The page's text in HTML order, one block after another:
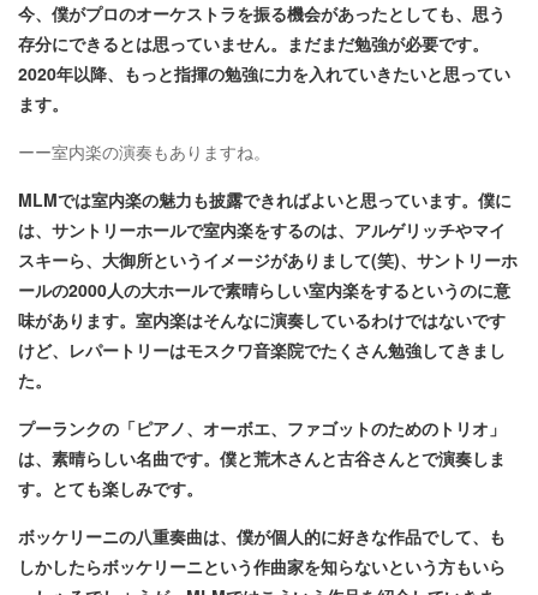
今、僕がプロのオーケストラを振る機会があったとしても、思う
存分にできるとは思っていません。まだまだ勉強が必要です。
2020年以降、もっと指揮の勉強に力を入れていきたいと思ってい
ます。
ーー室内楽の演奏もありますね。
MLMでは室内楽の魅力も披露できればよいと思っています。僕に
は、サントリーホールで室内楽をするのは、アルゲリッチやマイ
スキーら、大御所というイメージがありまして(笑)、サントリーホ
ールの2000人の大ホールで素晴らしい室内楽をするというのに意
味があります。室内楽はそんなに演奏しているわけではないです
けど、レパートリーはモスクワ音楽院でたくさん勉強してきまし
た。
プーランクの「ピアノ、オーボエ、ファゴットのためのトリオ」
は、素晴らしい名曲です。僕と荒木さんと古谷さんとで演奏しま
す。とても楽しみです。
ボッケリーニの八重奏曲は、僕が個人的に好きな作品でして、も
しかしたらボッケリーニという作曲家を知らないという方もいら